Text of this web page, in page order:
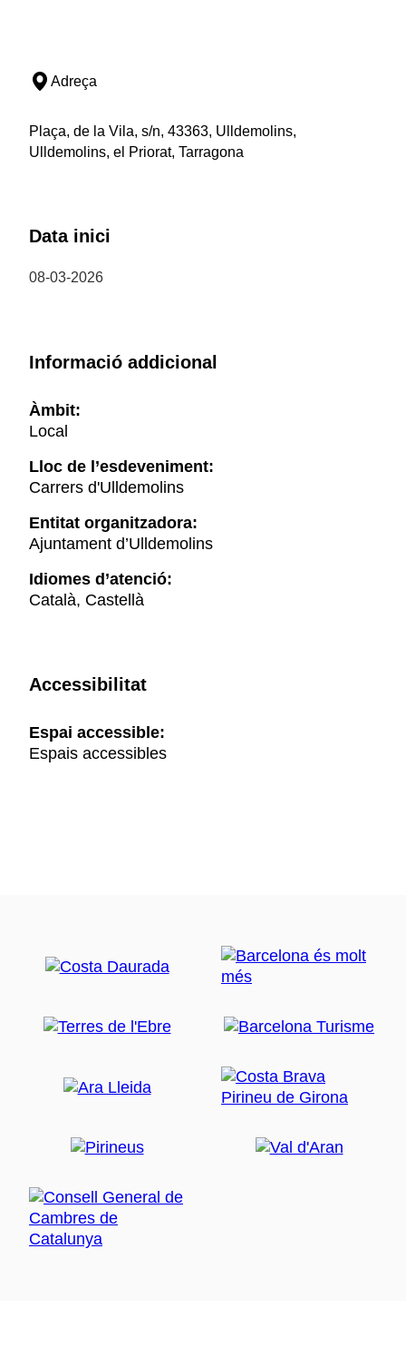
Adreça
Plaça, de la Vila, s/n, 43363, Ulldemolins,
Ulldemolins, el Priorat, Tarragona
Data inici
08-03-2026
Informació addicional
Àmbit:
Local
Lloc de l’esdeveniment:
Carrers d'Ulldemolins
Entitat organitzadora:
Ajuntament d’Ulldemolins
Idiomes d’atenció:
Català, Castellà
Accessibilitat
Espai accessible:
Espais accessibles